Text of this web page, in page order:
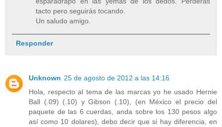
tacto pero seguirás tocando.
Un saludo amigo.
Responder
Unknown 25 de agosto de 2012 a las 14:16
Hola, respecto al tema de las marcas yo he usado Hernie
Ball (.09) (.10) y Gibson (.10), (en México el precio del
paquete de las 6 cuerdas, anda sobre los 130 pesos algo
así como 10 dolares), debo decir que si hay diferencia, en